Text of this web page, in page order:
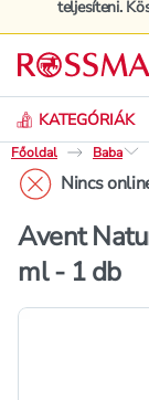
teljesíteni.
KATEGÓRIÁK
Keresés
Főoldal
Baba
Nincs
Avent
ml - 1 db